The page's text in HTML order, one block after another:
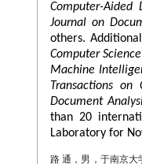
提名奖）
实 验室李
个重磅奖项（
童，捐赠证书编
路通教授所
实验室近
Computer-Aided
Journal on
others.
Computer
Machine
Transactions on
Document
than 20
Laboratory for
路 通，男，于南京